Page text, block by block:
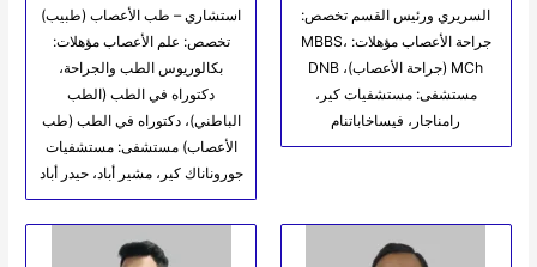
السريري ورئيس القسم تخصص:
جراحة الأعصاب مؤهلات: MBBS،
MCh (جراحة الأعصاب)، DNB
مستشفى: مستشفيات كير،
رامناجار، فيساخاباتنام
استشاري – طب الأعصاب (طبيب)
تخصص: علم الأعصاب مؤهلات:
بكالوريوس الطب والجراحة،
دكتوراه في الطب (الطب
الباطني)، دكتوراه في الطب (طب
الأعصاب) مستشفى: مستشفيات
جوروناناك كير، مشير أباد، حيدر أباد